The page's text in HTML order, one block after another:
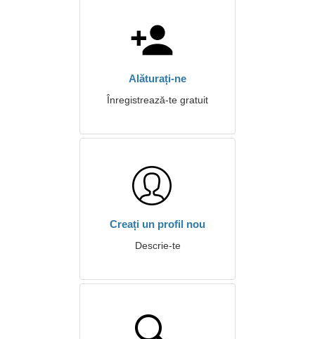
Alăturați-ne
Înregistrează-te gratuit
Creați un profil nou
Descrie-te